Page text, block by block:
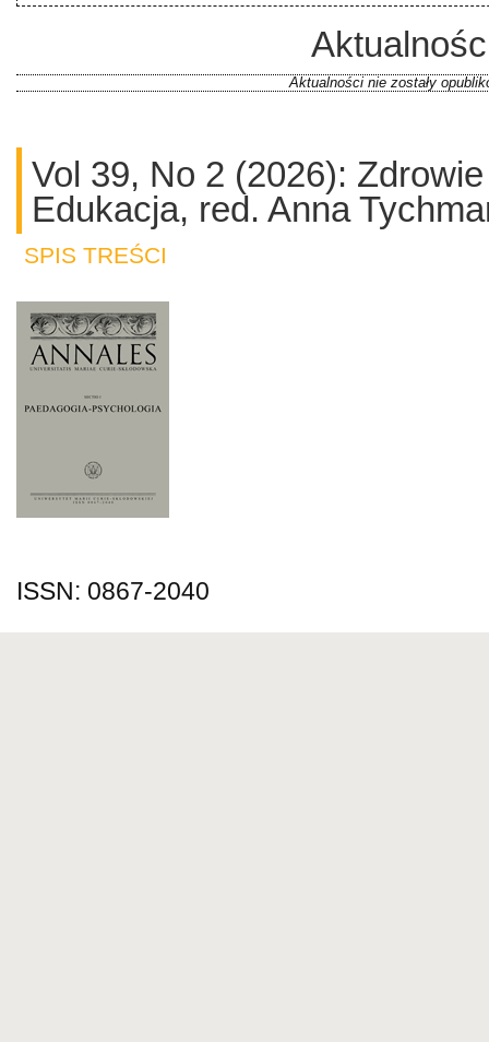
Aktualności nie zostały
Vol 39, No 2 (2026):
Edukacja, red. Anna
SPIS TREŚCI
ISSN: 0867-2040